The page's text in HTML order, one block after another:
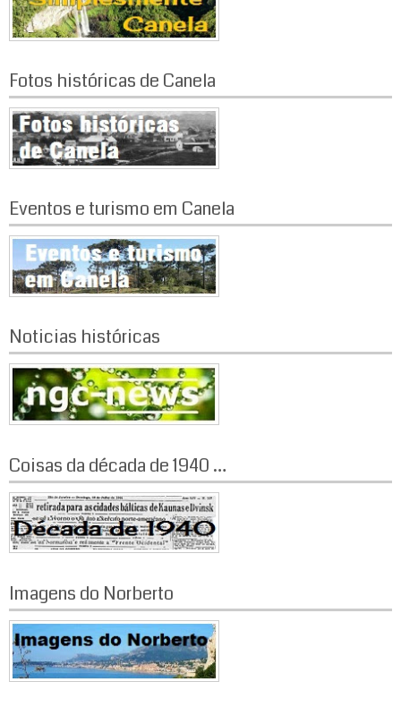
Fotos históricas de Canela
Eventos e turismo em Canela
Noticias históricas
Coisas da década de 1940 …
Imagens do Norberto